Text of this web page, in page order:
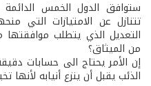
ستوافق الدول الخمس
تتنازل عن الامتيازات التي
من الميثاق؟
إن الأمر يحتاج الى حسابات
الذئب يقبل أن ينزع أنيابه لأنها